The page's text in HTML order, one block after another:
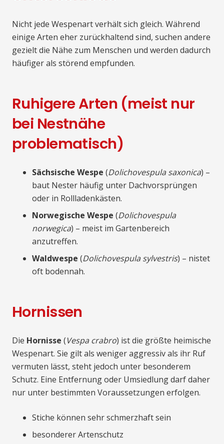
Nicht jede Wespenart verhält sich gleich. Während
einige Arten eher zurückhaltend sind, suchen andere
gezielt die Nähe zum Menschen und werden dadurch
häufiger als störend empfunden.
Ruhigere Arten (meist nur
bei Nestnähe
problematisch)
Sächsische Wespe (Dolichovespula saxonica) –
baut Nester häufig unter Dachvorsprüngen
oder in Rollladenkästen.
Norwegische Wespe (Dolichovespula
norwegica) – meist im Gartenbereich
anzutreffen.
Waldwespe (Dolichovespula sylvestris) – nistet
oft bodennah.
Hornissen
Die Hornisse (Vespa crabro) ist die größte heimische
Wespenart. Sie gilt als weniger aggressiv als ihr Ruf
vermuten lässt, steht jedoch unter besonderem
Schutz. Eine Entfernung oder Umsiedlung darf daher
nur unter bestimmten Voraussetzungen erfolgen.
Stiche können sehr schmerzhaft sein
besonderer Artenschutz